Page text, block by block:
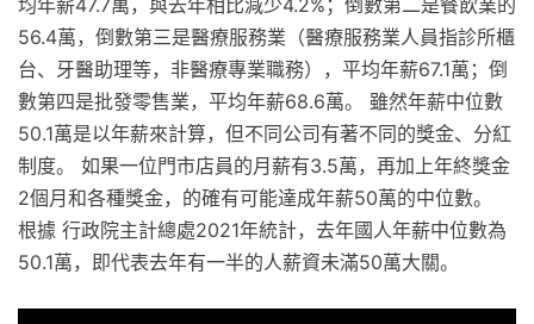
56.4萬，倒數第三是醫療服務業（醫療服務業人員指診所櫃
台、牙醫助理等，非醫療專業職務），平均年薪67.1萬；倒
數第四是批發零售業，平均年薪68.6萬。 雖然年薪中位數
50.1萬是以年薪來計算，但不同公司有著不同的獎金、分紅
制度。 如果一位門市店員的月薪有3.5萬，再加上年終獎金
2個月和各種獎金，的確有可能達成年薪50萬的中位數。
根據 行政院主計總處2021年統計，去年國人年薪中位數為
50.1萬，即代表去年有一半的人薪資未滿50萬大關。